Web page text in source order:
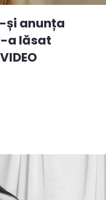
și anunța
a lăsat